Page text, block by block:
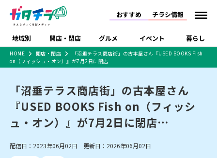
おすすめ チラシ情報
地域別 開店・閉店 グルメ イベント 暮らし
新潟市 下越
中越 上越
開店 閉店
リニューアル・移転 休業 開店まとめ
新潟市・開店
新潟市・閉店
長岡市・開店
長岡市・閉店
ラーメン 現地レポート
和食 洋食
体験・販売 祭り・伝統行事
趣味・展示会 ライブ・コンサート
施設・ショップ
住宅メーカー・工務
店
食品メーカー・県産
特売セール インタビュー
特集・まとめ記事
セツコママ ランキング 新潟人
キャンペーン
食品スーパー・コンビ
ショッピングモール・
大型施設
ドラッグストア・ホーム
センター
ファッション 生活サービス
HOME 開店・閉店
「沼垂テラス商店街」の古本屋さん『USED BOOKS Fish
on（フィッシュ・オン）』が7月2日に閉店…
「沼垂テラス商店街」の古本屋さん
『USED BOOKS Fish on（フィッシ
ュ・オン）』が7月2日に閉店…
配信日：2023年06月02日 更新日：2026年06月02日